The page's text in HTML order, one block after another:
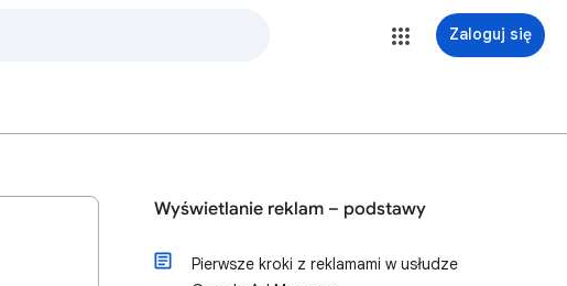
Zaloguj się
Wyświetlanie reklam – podstawy
Pierwsze kroki z reklamami w usłudze